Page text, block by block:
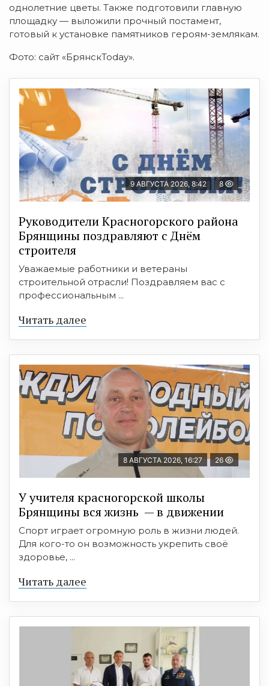
однолетние цветы. Также подготовили главную
площадку — выложили прочный постамент,
готовый к установке памятников героям-землякам.
Фото: сайт «БрянскToday».
9 АВГУСТА 2026, 8:42 8
Руководители Красногорского района
Брянщины поздравляют с Днём
строителя
Уважаемые работники и ветераны
строительной отрасли! Поздравляем вас с
профессиональным ...
Читать далее
8 АВГУСТА 2026, 16:27 26
У учителя красногорской школы
Брянщины вся жизнь — в движении
Спорт играет огромную роль в жизни людей.
Для кого-то он возможность укрепить своё
здоровье, ...
Читать далее